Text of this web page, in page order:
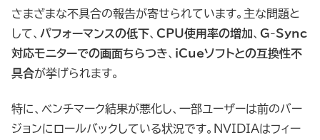
さまざまな不具合の報告が寄せられています。主な問題と
して、 パフォーマンスの低下、 CPU使用率の増加、 G-Sync
対応モニターでの画面ちらつき、 iCueソフトとの互換性不
具合が挙げられます。
特に、ベンチマーク結果が悪化し、一部ユーザーは前のバー
ジョンにロールバックしている状況です。NVIDIAはフィー